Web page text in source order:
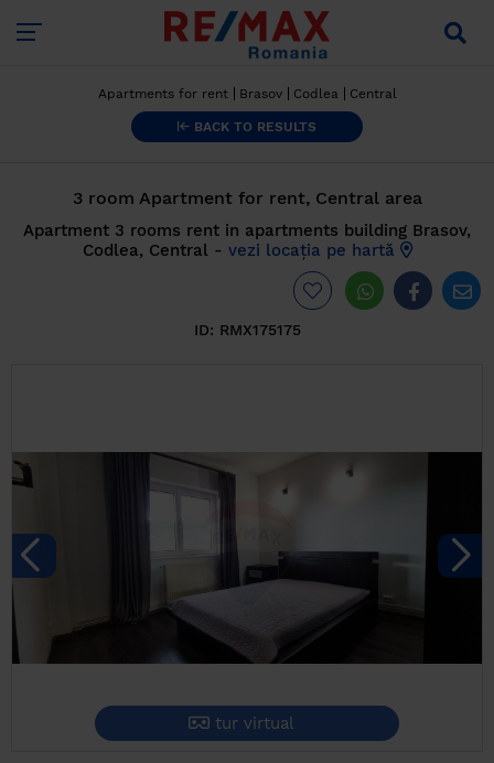
Apartments for rent Brasov Codlea Central
BACK TO RESULTS
3 room Apartment for rent, Central area
Apartment 3 rooms rent in apartments building Brasov,
Codlea, Central - vezi locația pe hartă
ID: RMX175175
tur virtual